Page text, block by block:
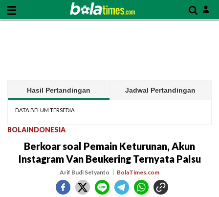
Hasil Pertandingan Jadwal Pertandingan
DATA BELUM TERSEDIA
BOLAINDONESIA
Berkoar soal Pemain Keturunan, Akun
Instagram Van Beukering Ternyata Palsu
Arif Budi Setyanto BolaTimes.com